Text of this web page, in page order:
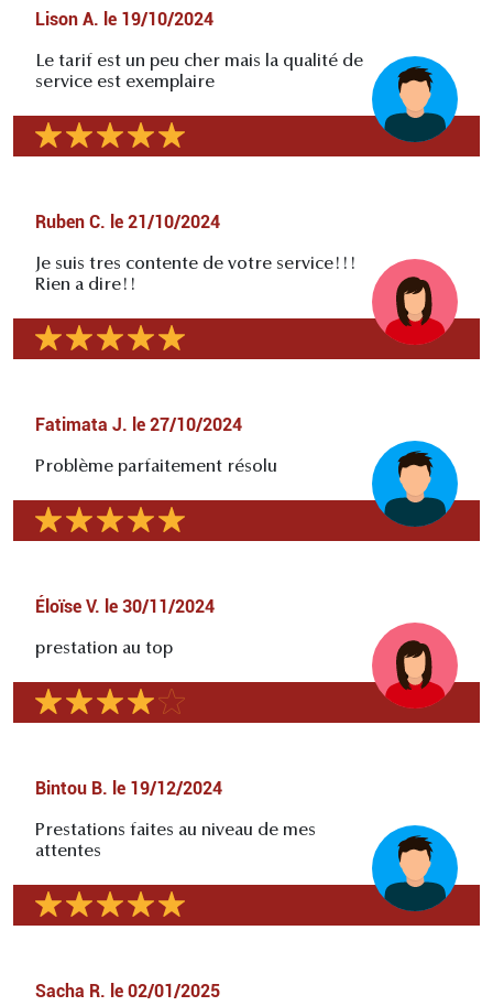
Lison A. le 19/10/2024
Le tarif est un peu cher mais la qualité de
service est exemplaire
Ruben C. le 21/10/2024
Je suis tres contente de votre service!!!
Rien a dire!!
Fatimata J. le 27/10/2024
Problème parfaitement résolu
Éloïse V. le 30/11/2024
prestation au top
Bintou B. le 19/12/2024
Prestations faites au niveau de mes
attentes
Sacha R. le 02/01/2025